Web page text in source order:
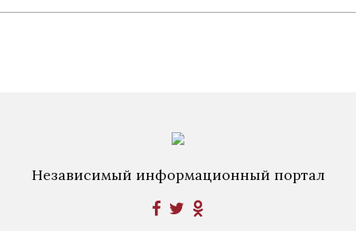
Независимый информационный портал